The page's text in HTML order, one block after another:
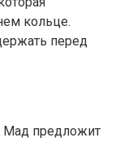
кольце.
перед
Мад предложит